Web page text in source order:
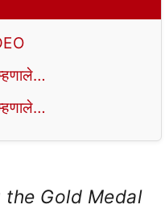
Gold Medal